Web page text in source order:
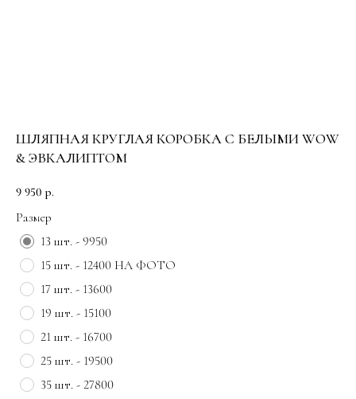
ШЛЯПНАЯ КРУГЛАЯ КОРОБКА С БЕЛЫМИ WOW
& ЭВКАЛИПТОМ
9 950 р.
Размер
13 шт. - 9950
15 шт. - 12400 НА ФОТО
17 шт. - 13600
19 шт. - 15100
21 шт. - 16700
25 шт. - 19500
35 шт. - 27800